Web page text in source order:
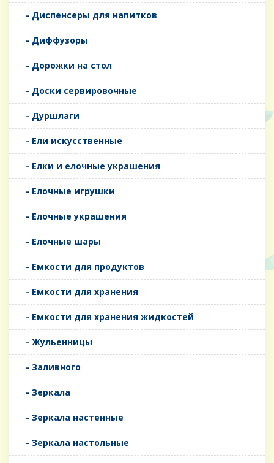
- Диспенсеры для напитков
- Диффузоры
- Дорожки на стол
- Доски сервировочные
- Дуршлаги
- Ели искусственные
- Елки и елочные украшения
- Елочные игрушки
- Елочные украшения
- Елочные шары
- Емкости для продуктов
- Емкости для хранения
- Емкости для хранения жидкостей
- Жульенницы
- Заливного
- Зеркала
- Зеркала настенные
- Зеркала настольные